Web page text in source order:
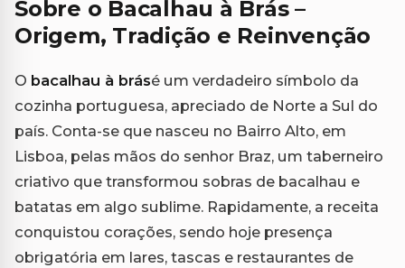
Sobre o Bacalhau à Brás –
Origem, Tradição e Reinvenção
O bacalhau à brásé um verdadeiro símbolo da
cozinha portuguesa, apreciado de Norte a Sul do
país. Conta-se que nasceu no Bairro Alto, em
Lisboa, pelas mãos do senhor Braz, um taberneiro
criativo que transformou sobras de bacalhau e
batatas em algo sublime. Rapidamente, a receita
conquistou corações, sendo hoje presença
obrigatória em lares, tascas e restaurantes de